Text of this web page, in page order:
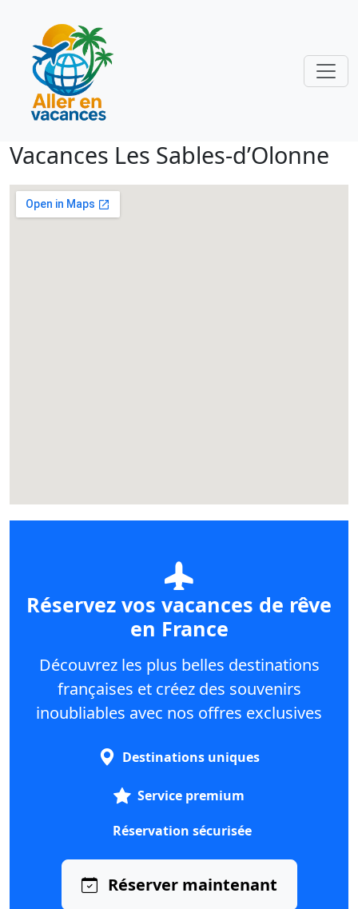
Vacances Les Sables-d’Olonne
Réservez vos vacances de rêve
en France
Découvrez les plus belles destinations
françaises et créez des souvenirs
inoubliables avec nos offres exclusives
Destinations uniques
Service premium
Réservation sécurisée
Réserver maintenant